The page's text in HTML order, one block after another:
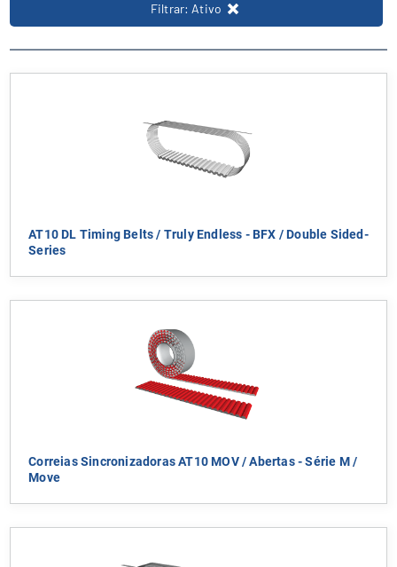
Filtrar: Ativo
AT10 DL Timing Belts / Truly Endless - BFX / Double Sided-
Series
Correias Sincronizadoras AT10 MOV / Abertas - Série M /
Move